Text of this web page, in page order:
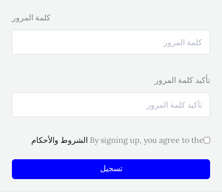
كلمة المرور
تأكيد كلمة المرور
By signing up, you agree to the الشروط والأحكام
تسجيل